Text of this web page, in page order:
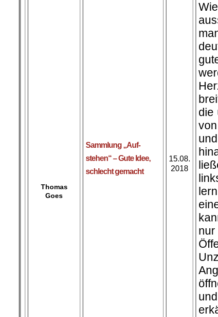
Sammlung „Auf-
stehen“ – Gute Idee,
schlecht gemacht
15.08.
2018
die